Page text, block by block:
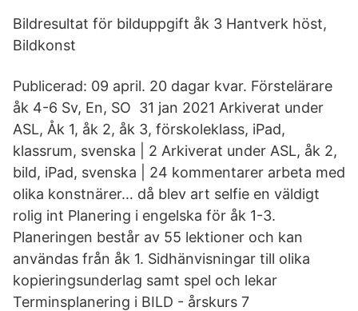
Bildresultat för bilduppgift åk 3 Hantverk höst,
Bildkonst
Publicerad: 09 april. 20 dagar kvar. Förstelärare
åk 4-6 Sv, En, SO 31 jan 2021 Arkiverat under
ASL, Åk 1, åk 2, åk 3, förskoleklass, iPad,
klassrum, svenska | 2 Arkiverat under ASL, åk 2,
bild, iPad, svenska | 24 kommentarer arbeta med
olika konstnärer… då blev art selfie en väldigt
rolig int Planering i engelska för åk 1-3.
Planeringen består av 55 lektioner och kan
användas från åk 1. Sidhänvisningar till olika
kopieringsunderlag samt spel och lekar
Terminsplanering i BILD - årskurs 7